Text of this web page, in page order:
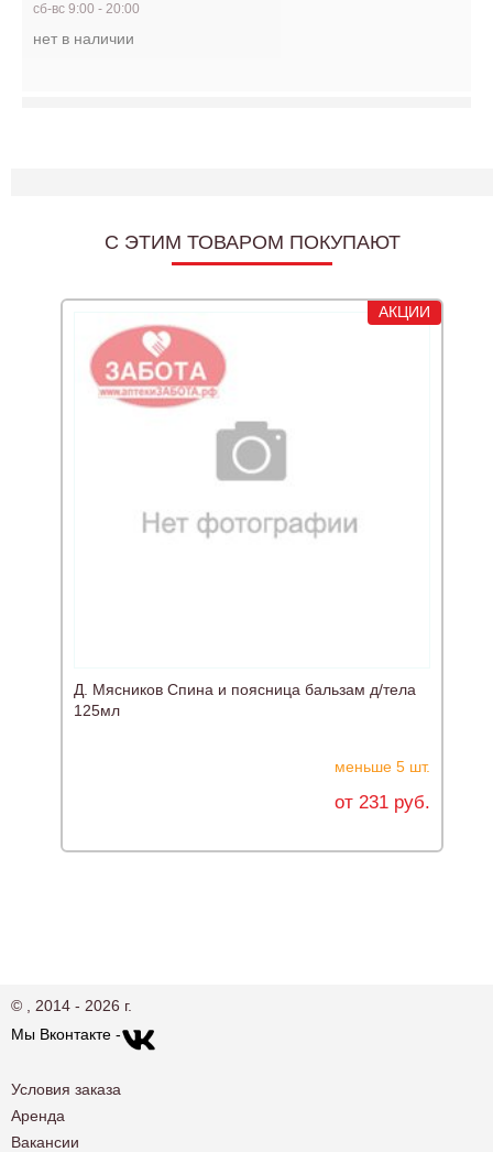
сб-вс 9:00 - 20:00
нет в наличии
C ЭТИМ ТОВАРОМ ПОКУПАЮТ
АКЦИИ
Д. Мясников Спина и поясница бальзам д/тела
125мл
меньше 5 шт.
от 231 руб.
© , 2014 - 2026 г.
Мы Вконтакте -
Условия заказа
Аренда
Вакансии